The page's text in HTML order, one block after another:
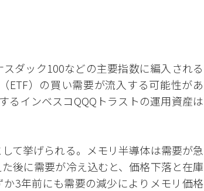
ダック100などの主要指数に編入される
ETF）の買い需要が流入する可能性があ
るインベスコQQQトラストの運用資産は
て挙げられる。メモリ半導体は需要が急
後に需要が冷え込むと、価格下落と在庫
3年前にも需要の減少によりメモリ価格